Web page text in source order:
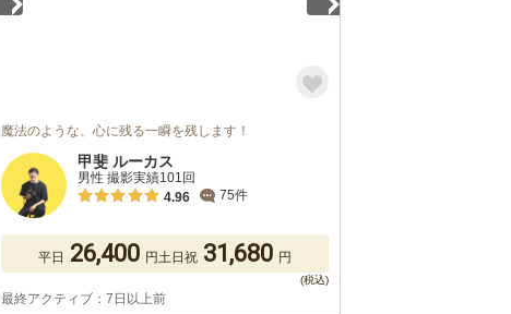
魔法のような、心に残る一瞬を残します！
甲斐 ルーカス
男性 撮影実績101回
4.96
75件
平日 26,400 円土日祝 31,680 円
最終アクティブ：7日以上前